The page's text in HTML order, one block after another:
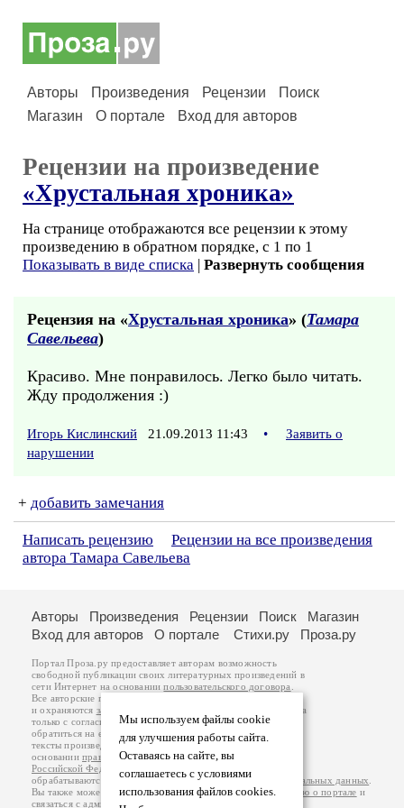
Авторы Произведения Рецензии
Поиск
Магазин
О портале Вход для авторов
Рецензии на произведение
«Хрустальная хроника»
На странице отображаются все рецензии к этому
произведению в обратном порядке, с 1 по 1
Показывать в виде списка | Развернуть сообщения
Рецензия на «Хрустальная хроника» (Тамара
Савельева)
Красиво. Мне понравилось. Легко было читать.
Жду продолжения :)
Игорь Кислинский 21.09.2013 11:43 •
Заявить о
нарушении
+ добавить замечания
Написать рецензию
Рецензии на все произведения
автора Тамара Савельева
Мы используем файлы cookie
для улучшения работы сайта.
Оставаясь на сайте, вы
соглашаетесь с условиями
использования файлов cookies.
Авторы Произведения Рецензии Поиск
Магазин
Вход для авторов
О портале Стихи.ру Проза.ру
Портал Проза.ру предоставляет авторам возможность
свободной публикации своих литературных произведений в
сети Интернет на основаниипользовательского договора
Все авторские права на произведения принадлежат авторам
и охраняются законом
. Перепечатка произведений возможна
только с согласия его автора, к которому вы можете
обратиться на его авторской странице. Ответственность за
тексты произведений авторы несут самостоятельно на
основанииправил публикацииизаконодательства
Российской Федерации
обрабатываются на основанииПолитики обработки персональных данных
Вы также можете посмотреть более подробнуюинформацию о портале и
связаться с администрацией